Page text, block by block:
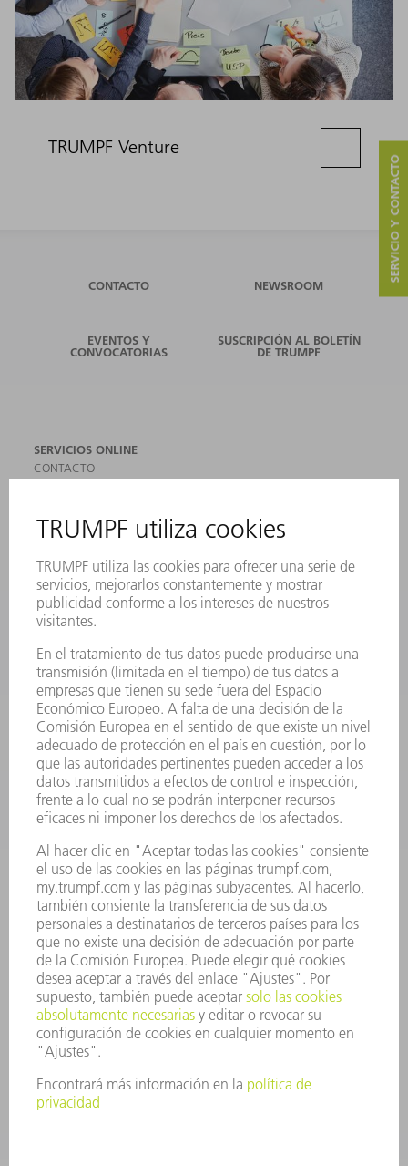
TRUMPF Venture
SERVICIO Y CONTACTO
CONTACTO NEWSROOM
EVENTOS Y
CONVOCATORIAS
SUSCRIPCIÓN AL BOLETÍN
DE TRUMPF
SERVICIOS ONLINE
CONTACTO
REGISTRO PARA EL BOLETÍN INFORMATIVO
MYTRUMPF
FICHAS TÉCNICAS DE SEGURIDAD
PRODUCTOS
MÁQUINAS Y SISTEMAS
LÁSER
HERRAMIENTAS PORTÁTILES
FÁBRICA INTELIGENTE
SOFTWARE
SERVICIOS
APLICACIONES
SECTORES
EMPRESA
CARRERA PROFESIONAL
OFERTAS DE TRABAJO
PERFIL DE LA EMPRESA
INFORME ANUAL
PRINCIPIOS CORPORATIVOS
CUMPLIMIENTO
SISTEMA DE INFORMADORES
SEGURIDAD
COMUNICADOS DE PRENSA
REVISTAS
SOSTENIBILIDAD
MEDIO AMBIENTE Y CLIMA
SOCIEDAD Y EMPRESA
GESTIÓN EMPRESARIAL